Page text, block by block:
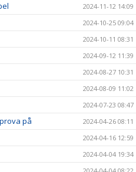
2024-11-12 14:09
2024-10-25 09:04
2024-10-11 08:31
2024-09-12 11:39
2024-08-27 10:31
2024-08-09 11:02
2024-07-23 08:47
på 2024-04-26 08:11
2024-04-16 12:59
2024-04-04 19:34